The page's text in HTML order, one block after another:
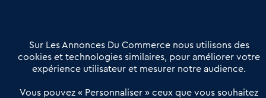
Offres Pro
Actualités
Qui sommes nous ?
Derniers articles
Sur Les Annonces Du Commerce nous utilisons des
cookies et technologies similaires, pour améliorer votre
expérience utilisateur et mesurer notre audience.
Vous pouvez « Personnaliser » ceux que vous souhaitez